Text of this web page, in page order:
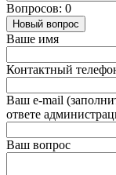
Вопросов: 0
Новый вопрос
Ваше имя
Контактный
Ваш e-mail
ответе
Ваш вопрос